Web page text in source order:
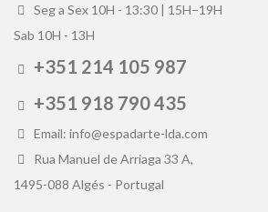
Seg a Sex 10H - 13:30 | 15H–19H
Sab 10H - 13H
+351 214 105 987
+351 918 790 435
Email: info@espadarte-lda.com
Rua Manuel de Arriaga 33 A,
1495-088 Algés - Portugal